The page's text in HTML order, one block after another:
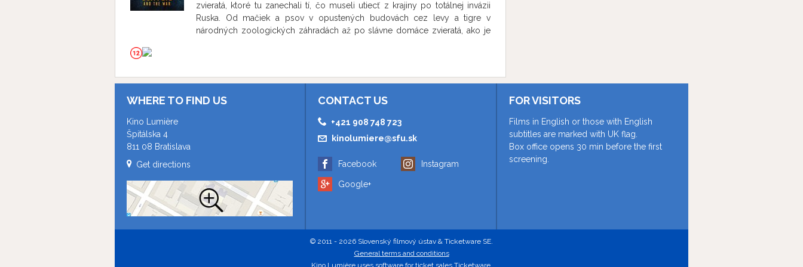
neopustil. Krátky animovaný film Zomrela som v Irpini rekonštruuje
skutočný príbeh prežitia pomocou subjektívnej optiky, s magickou silou
animácie, ktorá posúva civilné rozprávanie do nových významov.
zvieratá, ktoré tu zanechali tí, čo museli utiecť z krajiny po totálnej invázii
Ruska. Od mačiek a psov v opustených budovách cez levy a tigre v
národných zoologických záhradách až po slávne domáce zvieratá, ako je
WHERE TO FIND US
Kino Lumière
Špitálska 4
811 08 Bratislava
Get directions
CONTACT US
+421 908 748 723
kinolumiere@sfu.sk
Facebook
Google+
Instagram
FOR VISITORS
Films in English or those with English
subtitles are marked with UK flag.
Box office opens 30 min before the first
screening.
© 2011 - 2026 Slovenský filmový ústav & Ticketware SE.
General terms and conditions
Kino Lumière uses software for ticket sales Ticketware.